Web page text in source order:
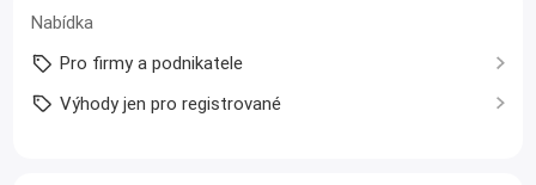
Nabídka
Pro firmy a podnikatele
Výhody jen pro registrované